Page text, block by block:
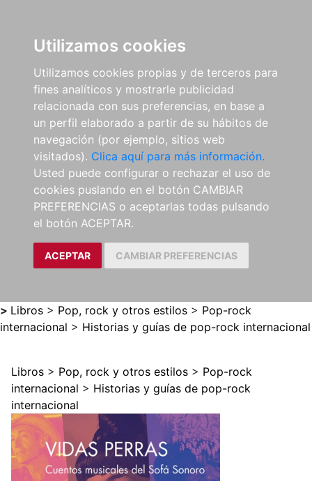
Utilizamos cookies
Utilizamos cookies propias y de terceros para
fines analíticos y mostrarle publicidad
relacionada con sus preferencias, en base a
un perfil elaborado a partir de su hábitos de
navegación (por ejemplo, sitios web
visitados). Clica aquí para más información.
Usted puede configurar o rechazar el uso de
cookies puslando en el botón CAMBIAR
PREFERENCIAS o aceptarlas todas pulsando
el botón ACEPTAR.
ACEPTAR CAMBIAR PREFERENCIAS
> Libros > Pop, rock y otros estilos > Pop-rock
internacional > Historias y guías de pop-rock internacional
Libros > Pop, rock y otros estilos > Pop-rock
internacional > Historias y guías de pop-rock
internacional